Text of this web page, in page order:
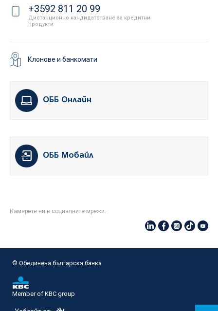
+3592 811 20 99
Дистанционно кандидатстване за кредитни
продукти
Клонове и банкомати
ОББ Онлайн
ОББ Мобайл
Намерете ни в социалните мрежи:
© Oбединена българска банка
Member of KBC group